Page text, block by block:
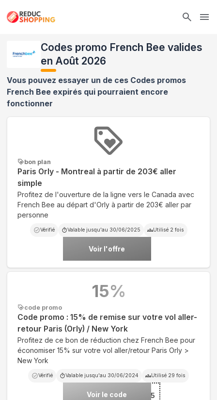
Codes promo French Bee valides
en Août 2026
Vous pouvez essayer un de ces Codes promos
French Bee expirés qui pourraient encore
fonctionner
bon plan
Paris Orly - Montreal à partir de 203€ aller
simple
Profitez de l'ouverture de la ligne vers le Canada avec
French Bee au départ d'Orly à partir de 203€ aller par
personne
Vérifié Valable jusqu'au 30/06/2025 Utilisé 2 fois
Voir l'offre
code promo
Code promo : 15% de remise sur votre vol aller-
retour Paris (Orly) / New York
Profitez de ce bon de réduction chez French Bee pour
économiser 15% sur votre vol aller/retour Paris Orly >
New York
Vérifié Valable jusqu'au 30/06/2024 Utilisé 29 fois
Voir le code
***FRENCHBEE15
15%